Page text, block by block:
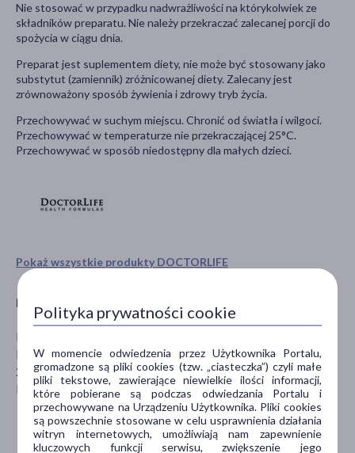
Pokaż wszystkie produkty DOCTORLIFE
Producent
DoctorLife
Kłonna 124
26-425 Odrzywół
biuro@doctorlife.pl
Nie stosować w przypadku nadwrażliwości na którykolwiek ze
składników preparatu. Nie należy przekraczać zalecanej porcji do
spożycia w ciągu dnia.
Preparat jest suplementem diety, nie może być stosowany jako
substytut (zamiennik) zróżnicowanej diety. Zalecany jest
zrównoważony sposób żywienia i zdrowy tryb życia.
Przechowywać w suchym miejscu. Chronić od światła i wilgoci.
Przechowywać w temperaturze nie przekraczającej 25°C.
Przechowywać w sposób niedostępny dla małych dzieci.
Polityka prywatności cookie
W momencie odwiedzenia przez Użytkownika Portalu,
gromadzone są pliki cookies (tzw. „ciasteczka”) czyli małe
pliki tekstowe, zawierające niewielkie ilości informacji,
które pobierane są podczas odwiedzania Portalu i
przechowywane na Urządzeniu Użytkownika. Pliki cookies
są powszechnie stosowane w celu usprawnienia działania
witryn internetowych, umożliwiają nam zapewnienie
kluczowych funkcji serwisu, zwiększenie jego